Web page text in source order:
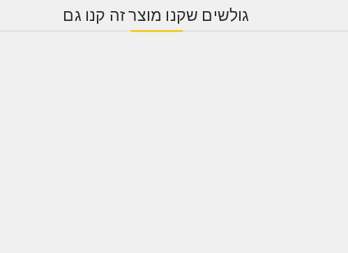
גולשים שקנו מוצר זה קנו גם